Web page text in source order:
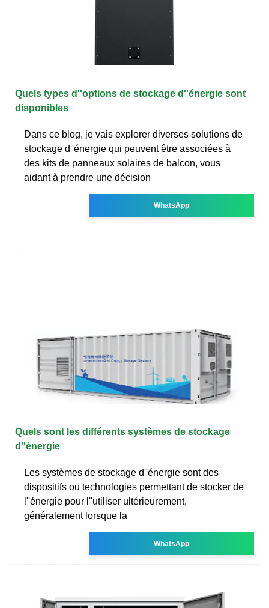
Quels types d''options de stockage d''énergie sont
disponibles
Dans ce blog, je vais explorer diverses solutions de
stockage d''énergie qui peuvent être associées à
des kits de panneaux solaires de balcon, vous
aidant à prendre une décision
WhatsApp
Quels sont les différents systèmes de stockage
d''énergie
Les systèmes de stockage d''énergie sont des
dispositifs ou technologies permettant de stocker de
l''énergie pour l''utiliser ultérieurement,
généralement lorsque la
WhatsApp